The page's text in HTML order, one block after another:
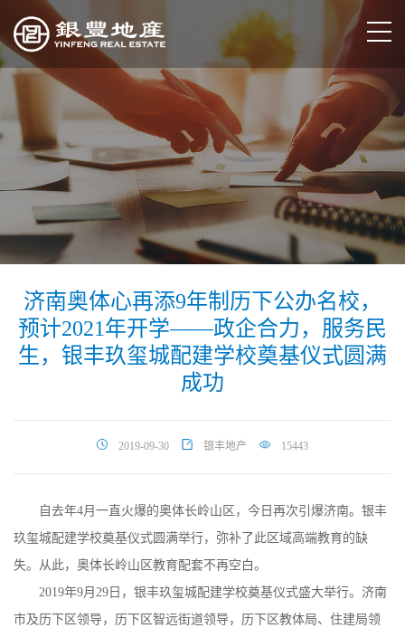
济南奥体心再添9年制历下公办名校，
预计2021年开学——政企合力，服务民
生，银丰玖玺城配建学校奠基仪式圆满
成功
2019-09-30 银丰地产 15443
自去年4月一直火爆的奥体长岭山区，今日再次引爆济南。银丰
玖玺城配建学校奠基仪式圆满举行，弥补了此区域高端教育的缺
失。从此，奥体长岭山区教育配套不再空白。
2019年9月 29 日，银丰玖玺城配建学校奠基仪式盛大举行。济南
市及历下区领导，历下区智远街道领导，历下区教体局、住建局领